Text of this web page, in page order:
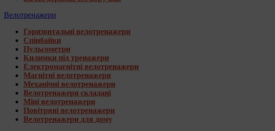
Велотренажери
Горизонтальні велотренажери
Спінбайки
Пульсометри
Килимки під тренажери
Електромагнітні велотренажери
Магнітні велотренажери
Механічні велотренажери
Велотренажери складані
Міні велотренажери
Повітряні велотренажери
Велотренажери для дому